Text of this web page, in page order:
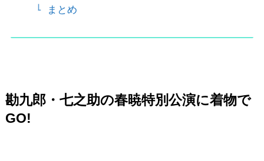
まとめ
勘九郎・七之助の春暁特別公演に着物で
GO!